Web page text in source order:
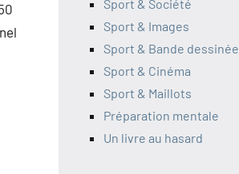
Sport & Société
Sport & Images
Sport & Bande dessinée
Sport & Cinéma
Sport & Maillots
Préparation mentale
Un livre au hasard